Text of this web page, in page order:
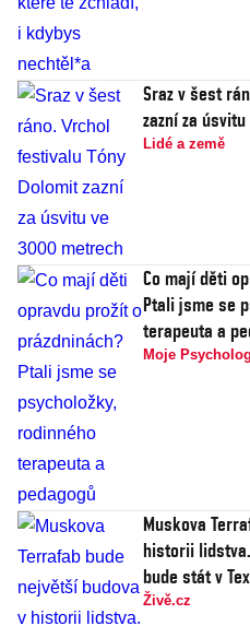
Sraz v šest
zazní za
Lidé a země
Co mají děti
Ptali jsme se
terapeuta a
Moje
Muskova
historii lidstva.
bude stát v
Živě.cz